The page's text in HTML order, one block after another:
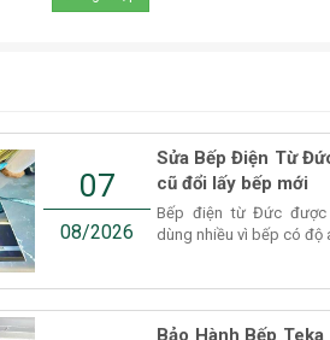
07
08/2026
Sửa Bếp Điện Từ
cũ đổi lấy bếp mới
Bếp điện từ Đức được
dùng nhiều vì bếp có độ
Bảo Hành Bếp